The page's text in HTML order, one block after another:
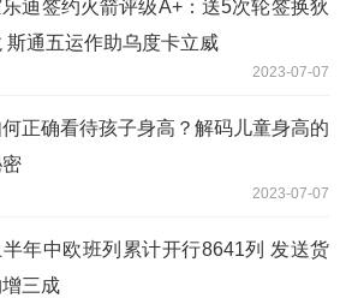
迪签约火箭评级A+：送5次轮签换狄
斯通五运作助乌度卡立威
2023-07-07
正确看待孩子身高？解码儿童身高的
2023-07-07
半年中欧班列累计开行8641列 发送货
三成